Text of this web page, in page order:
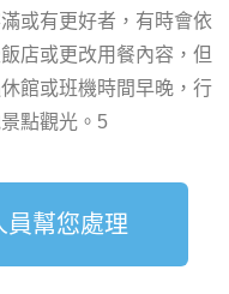
或有更好者，有時會依
店或更改用餐內容，但
館或班機時間早晚，行
點觀光。5
員幫您處理